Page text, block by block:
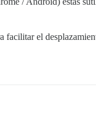
facilitar el